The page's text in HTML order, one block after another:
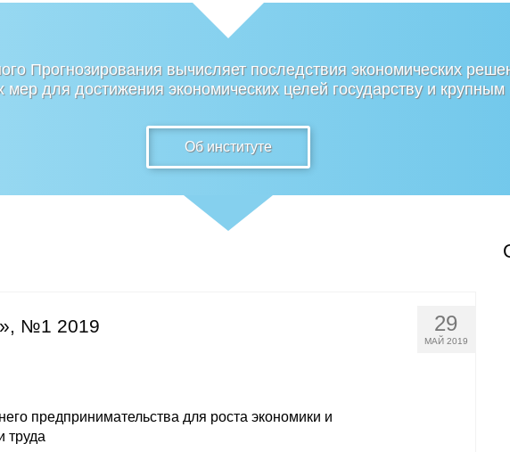
Прогнозирования вычисляет последствия экономических
мер для достижения экономических целей государству и
Об институте
29
МАЙ 2019
№1 2019
предпринимательства для роста экономики и
труда